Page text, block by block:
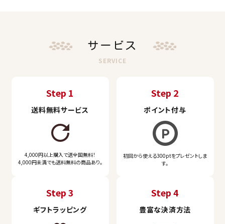
玄米・発芽玄米・お米
レトルト・フレーク
こども・べビー
サービス
SERVICE
Step 1
送料無料サービス
4,000円以上購入で送全国無料！
4,000円未満でも送料無料の商品あり。
Step 2
ポイント付与
初回から使える300ptをプレゼントしま
す。
Step 3
ギフトラッピング
Step 4
豊富な決済方法